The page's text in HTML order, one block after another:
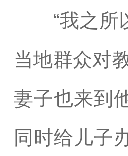
“我之所以
当地群众对
妻子也来到
同时给儿子